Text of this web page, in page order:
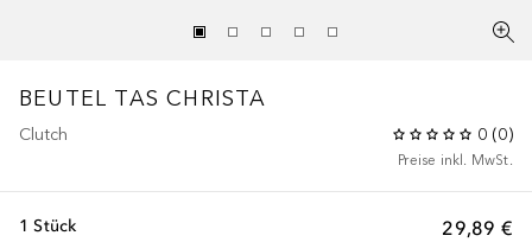
BEUTEL TAS CHRISTA
Clutch 0 (0)
Preise inkl. MwSt.
29,89 €
1 Stück